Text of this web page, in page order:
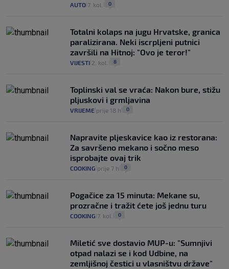
AUTO 7. kol. 0
Totalni kolaps na jugu Hrvatske, granica
paralizirana. Neki iscrpljeni putnici
završili na Hitnoj: "Ovo je teror!"
VIJESTI 2. kol. 8
Toplinski val se vraća: Nakon bure, stižu
pljuskovi i grmljavina
VRIJEME prije 18 h 0
Napravite pljeskavice kao iz restorana:
Za savršeno mekano i sočno meso
isprobajte ovaj trik
COOKING prije 7 h 0
Pogačice za 15 minuta: Mekane su,
prozračne i tražit ćete još jednu turu
COOKING 7. kol. 0
Miletić sve dostavio MUP-u: "Sumnjivi
otpad nalazi se i kod Udbine, na
zemljišnoj čestici u vlasništvu države"